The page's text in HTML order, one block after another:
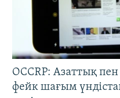
OCCRP: Азаттық
фейк шағым